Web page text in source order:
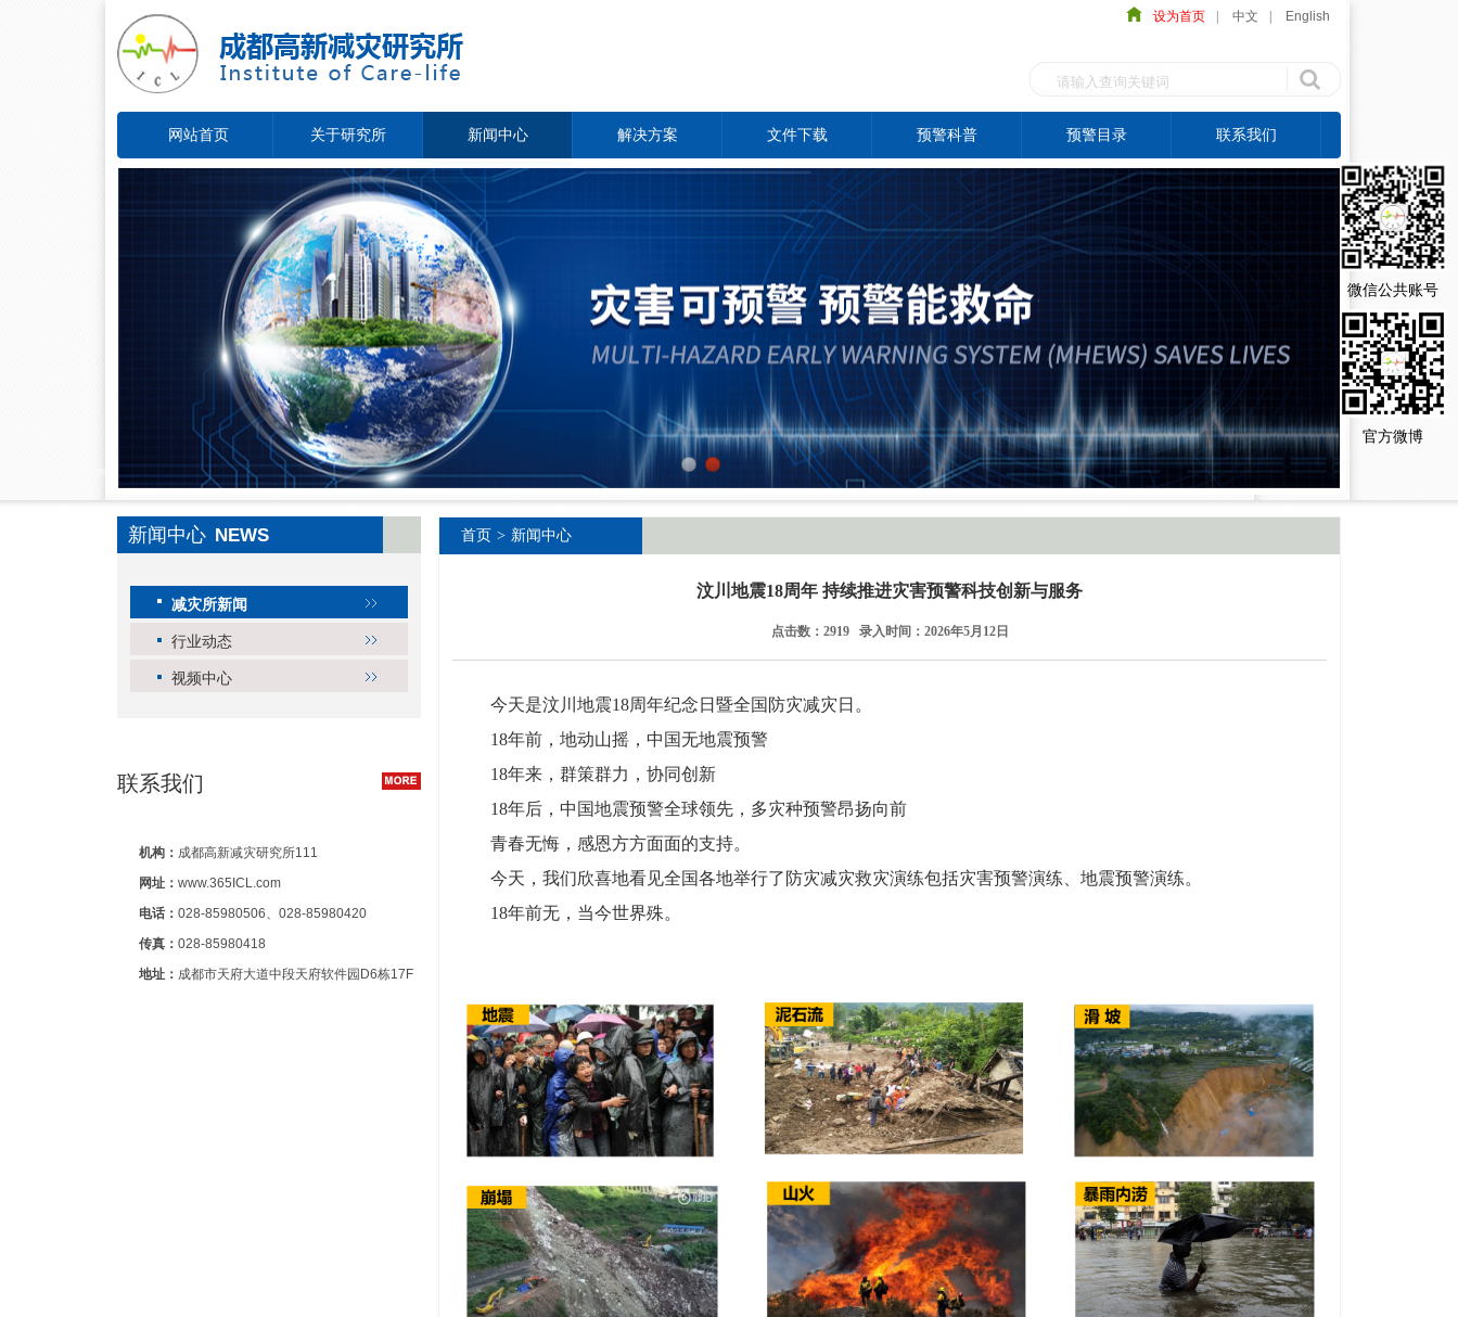
设为首页 中文 English
网站首页 关于研究所 新闻中心 解决方案 文件下载 预警科普 预警目录 联系我们
新闻中心 NEWS
减灾所新闻
行业动态
视频中心
联系我们
机构： 成都高新减灾研究所111
网址： www.365ICL.com
电话： 028-85980506、028-85980420
传真： 028-85980418
地址： 成都市天府大道中段天府软件园D6栋17F
首页 > 新闻中心
汶川地震18周年 持续推进灾害预警科技创新与服务
点击数：2919 录入时间：2026年5月12日
今天是汶川地震18周年纪念日暨全国防灾减灾日。
18年前，地动山摇，中国无地震预警
18年来，群策群力，协同创新
18年后，中国地震预警全球领先，多灾种预警昂扬向前
青春无悔，感恩方方面面的支持。
今天，我们欣喜地看见全国各地举行了防灾减灾救灾演练包括灾害预警演练、地震预警演练。
18年前无，当今世界殊。
微信公共账号
官方微博